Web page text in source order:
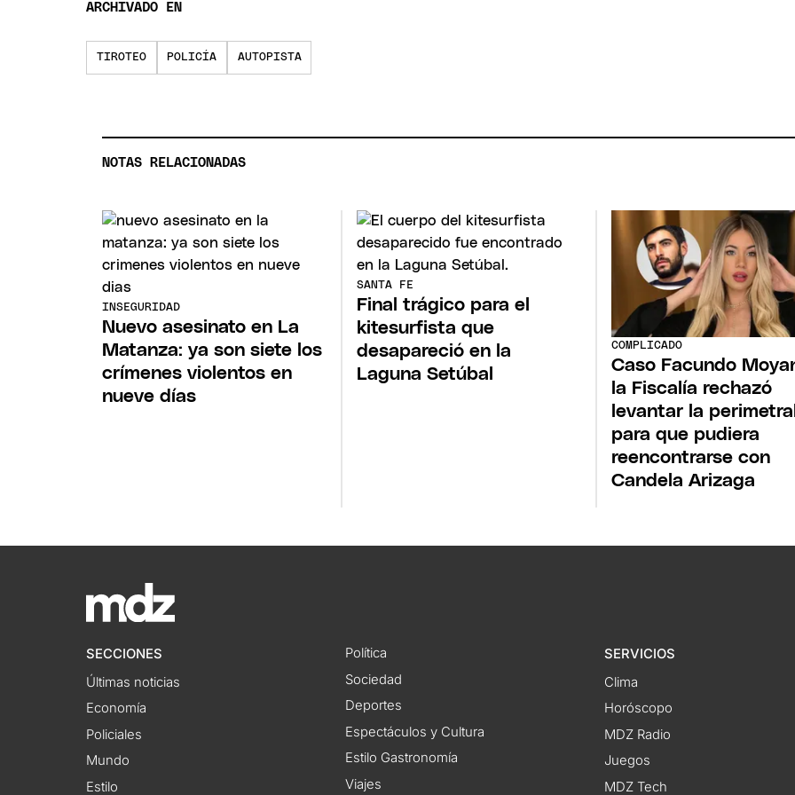
ARCHIVADO EN
TIROTEO POLICÍA AUTOPISTA
NOTAS RELACIONADAS
INSEGURIDAD
Nuevo asesinato en La
Matanza: ya son siete los
crímenes violentos en
nueve días
SANTA FE
Final trágico para el
kitesurfista que
desapareció en la
Laguna Setúbal
COMPLICADO
Caso Facundo
la Fiscalía rechazó
levantar la
para que pudiera
reencontrarse con
Candela Arizaga
SECCIONES
Últimas noticias
Economía
Policiales
Mundo
Estilo
Política
Sociedad
Deportes
Espectáculos y Cultura
Estilo Gastronomía
Viajes
SERVICIOS
Clima
Horóscopo
MDZ Radio
Juegos
MDZ Tech